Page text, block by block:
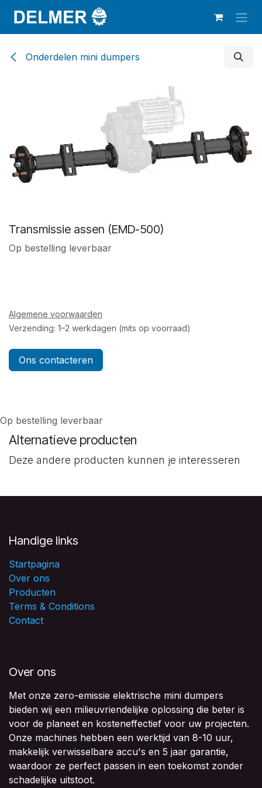
Overslaan naar inhoud
Onderdelen mini dumpers
Transmissie assen (EMD-500)
Op bestelling leverbaar
Algemene voorwaarden
Verzending: 1–2 werkdagen (mits op voorraad)
Ons contacteren
Op bestelling leverbaar
Alternatieve producten
Deze andere producten kunnen je interesseren
Handige links
Startpagina
Over ons
Producten
Terms & Conditions
Contact
Over ons
Met onze zero-emissie elektrische mini dumpers
bieden wij een milieuvriendelijke oplossing die beter is
voor de planeet en kosteneffectief voor uw projecten.
Onze machines hebben een werktijd van 8-10 uur,
makkelijk verwisselbare accu's en 5 jaar garantie,
waardoor ze perfect passen in een toekomst zonder
schadelijke uitstoot.